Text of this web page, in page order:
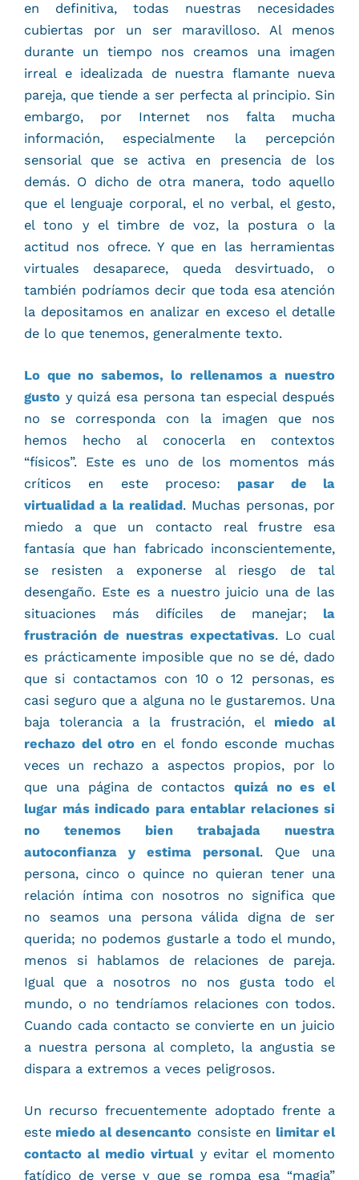
en definitiva, todas nuestras necesidades
cubiertas por un ser maravilloso. Al menos
durante un tiempo nos creamos una imagen
irreal e idealizada de nuestra flamante nueva
pareja, que tiende a ser perfecta al principio. Sin
embargo, por Internet nos falta mucha
información, especialmente la percepción
sensorial que se activa en presencia de los
demás. O dicho de otra manera, todo aquello
que el lenguaje corporal, el no verbal, el gesto,
el tono y el timbre de voz, la postura o la
actitud nos ofrece. Y que en las herramientas
virtuales desaparece, queda desvirtuado, o
también podríamos decir que toda esa atención
la depositamos en analizar en exceso el detalle
de lo que tenemos, generalmente texto.
Lo que no sabemos, lo rellenamos a nuestro
gusto y quizá esa persona tan especial después
no se corresponda con la imagen que nos
hemos hecho al conocerla en contextos
“físicos”. Este es uno de los momentos más
críticos en este proceso: pasar de la
virtualidad a la realidad. Muchas personas, por
miedo a que un contacto real frustre esa
fantasía que han fabricado inconscientemente,
se resisten a exponerse al riesgo de tal
desengaño. Este es a nuestro juicio una de las
situaciones más difíciles de manejar; la
frustración de nuestras expectativas. Lo cual
es prácticamente imposible que no se dé, dado
que si contactamos con 10 o 12 personas, es
casi seguro que a alguna no le gustaremos. Una
baja tolerancia a la frustración, el miedo al
rechazo del otro en el fondo esconde muchas
veces un rechazo a aspectos propios, por lo
que una página de contactos quizá no es el
lugar más indicado para entablar relaciones si
no tenemos bien trabajada nuestra
autoconfianza y estima personal. Que una
persona, cinco o quince no quieran tener una
relación íntima con nosotros no significa que
no seamos una persona válida digna de ser
querida; no podemos gustarle a todo el mundo,
menos si hablamos de relaciones de pareja.
Igual que a nosotros no nos gusta todo el
mundo, o no tendríamos relaciones con todos.
Cuando cada contacto se convierte en un juicio
a nuestra persona al completo, la angustia se
dispara a extremos a veces peligrosos.
Un recurso frecuentemente adoptado frente a
este miedo al desencanto consiste en limitar el
contacto al medio virtual y evitar el momento
fatídico de verse y que se rompa esa “magia”